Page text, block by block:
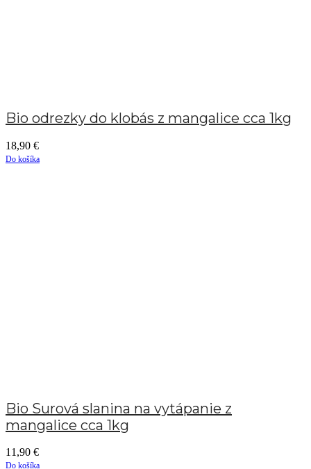
Bio odrezky do klobás z mangalice cca 1kg
18,90 €
Do košíka
Bio Surová slanina na vytápanie z
mangalice cca 1kg
11,90 €
Do košíka